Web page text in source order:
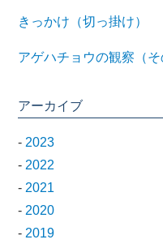
きっかけ（切っ掛け）
アゲハチョウの観察（そ
アーカイブ
- 2023
- 2022
- 2021
- 2020
- 2019